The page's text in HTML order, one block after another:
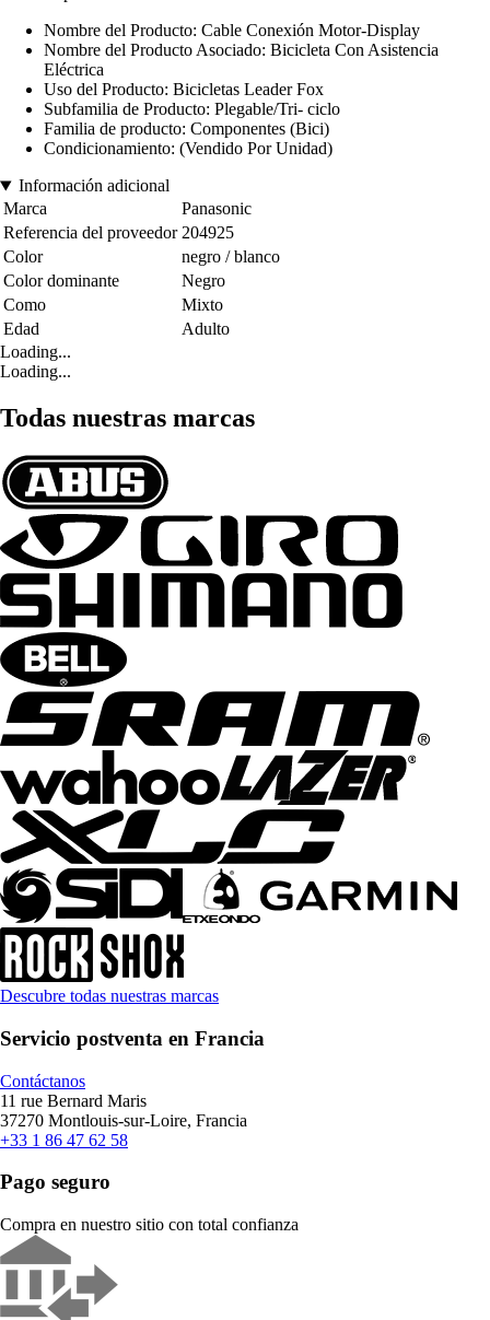
Nombre del Producto: Cable Conexión Motor-Display
Nombre del Producto Asociado: Bicicleta Con Asistencia
Eléctrica
Uso del Producto: Bicicletas Leader Fox
Subfamilia de Producto: Plegable/Tri- ciclo
Familia de producto: Componentes (Bici)
Condicionamiento: (Vendido Por Unidad)
Información adicional
Marca
Panasonic
Referencia del proveedor 204925
Color
negro / blanco
Color dominante
Negro
Como
Mixto
Edad
Adulto
Loading...
Loading...
Todas nuestras marcas
Descubre todas nuestras marcas
Servicio postventa en Francia
Contáctanos
11 rue Bernard Maris
37270 Montlouis-sur-Loire, Francia
+33 1 86 47 62 58
Pago seguro
Compra en nuestro sitio con total confianza